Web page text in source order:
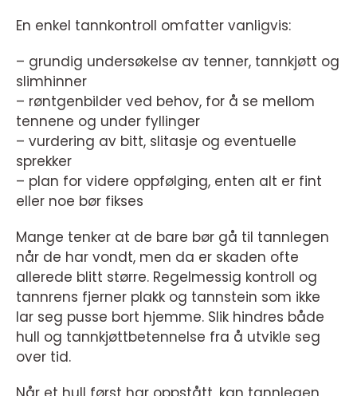
En enkel tannkontroll omfatter vanligvis:
– grundig undersøkelse av tenner, tannkjøtt og
slimhinner
– røntgenbilder ved behov, for å se mellom
tennene og under fyllinger
– vurdering av bitt, slitasje og eventuelle
sprekker
– plan for videre oppfølging, enten alt er fint
eller noe bør fikses
Mange tenker at de bare bør gå til tannlegen
når de har vondt, men da er skaden ofte
allerede blitt større. Regelmessig kontroll og
tannrens fjerner plakk og tannstein som ikke
lar seg pusse bort hjemme. Slik hindres både
hull og tannkjøttbetennelse fra å utvikle seg
over tid.